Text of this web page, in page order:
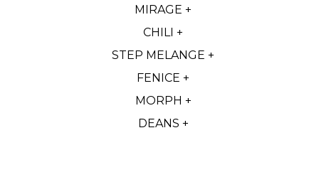
MIRAGE +
CHILI +
STEP MELANGE +
FENICE +
MORPH +
DEANS +